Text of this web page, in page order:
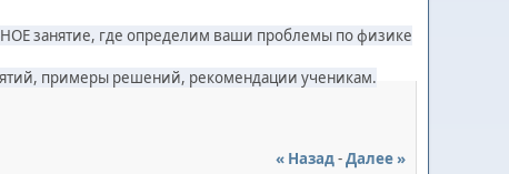
занятие, где определим ваши проблемы по физике
примеры решений, рекомендации ученикам.
« Назад-Далее »